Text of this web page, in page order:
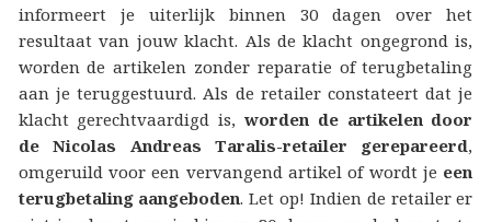
informeert je uiterlijk binnen 30 dagen over het
resultaat van jouw klacht. Als de klacht ongegrond is,
worden de artikelen zonder reparatie of terugbetaling
aan je teruggestuurd. Als de retailer constateert dat je
klacht gerechtvaardigd is, worden de artikelen door
de Nicolas Andreas Taralis-retailer gerepareerd,
omgeruild voor een vervangend artikel of wordt je een
terugbetaling aangeboden. Let op! Indien de retailer er